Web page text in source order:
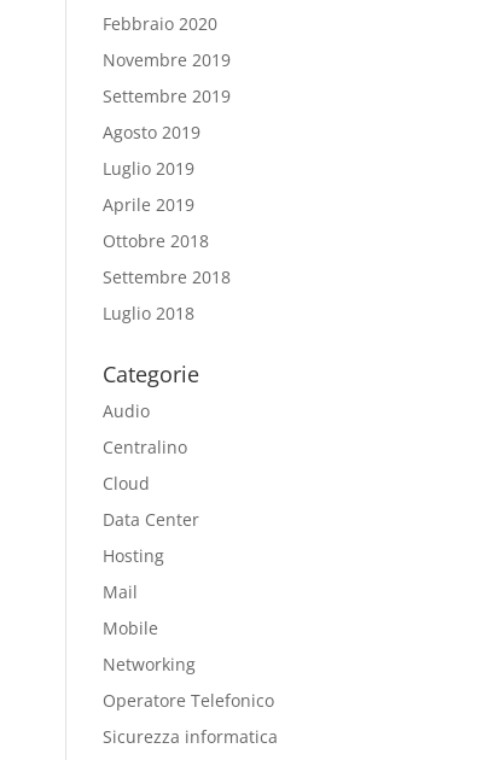
Febbraio 2020
Novembre 2019
Settembre 2019
Agosto 2019
Luglio 2019
Aprile 2019
Ottobre 2018
Settembre 2018
Luglio 2018
Categorie
Audio
Centralino
Cloud
Data Center
Hosting
Mail
Mobile
Networking
Operatore Telefonico
Sicurezza informatica